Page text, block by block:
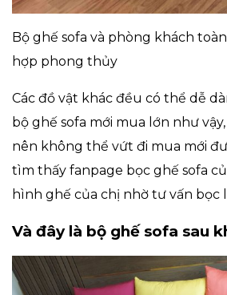
Bộ ghế sofa và phòng khách
hợp phong thủy
Các đồ vật khác đều có thể dễ
bộ ghế sofa mới mua lớn như
nên không thể vứt đi mua mới
tìm thấy fanpage bọc ghế sofa
hình ghế của chị nhờ tư vấn bọc
Và đây là bộ ghế sofa sau